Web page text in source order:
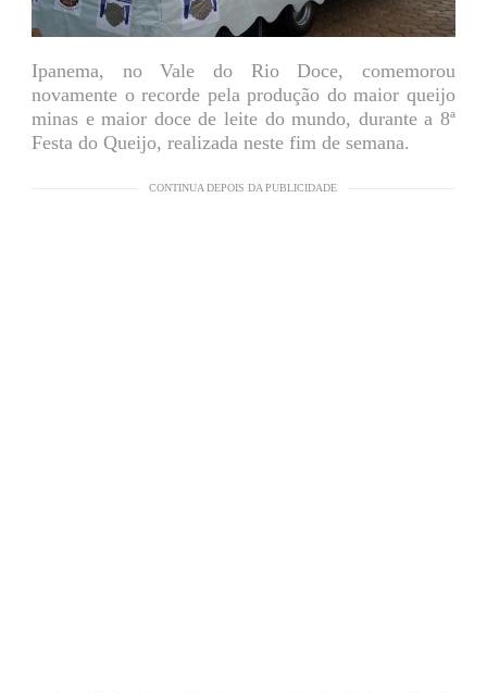
Ipanema, no Vale do Rio Doce, comemorou
novamente o recorde pela produção do maior queijo
minas e maior doce de leite do mundo, durante a 8ª
Festa do Queijo, realizada neste fim de semana.
CONTINUA DEPOIS DA PUBLICIDADE